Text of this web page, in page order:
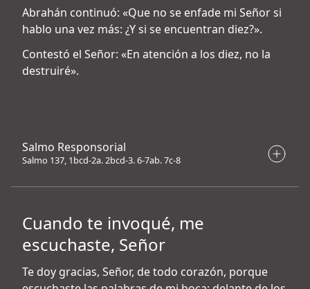
Abrahán continuó: «Que no se enfade mi Señor si
hablo una vez más: ¿Y si se encuentran diez?».
Contestó el Señor: «En atención a los diez, no la
destruiré».
Salmo Responsorial
Salmo 137, 1bcd-2a. 2bcd-3. 6-7ab. 7c-8
Cuando te invoqué, me
escuchaste, Señor
Te doy gracias, Señor, de todo corazón, porque